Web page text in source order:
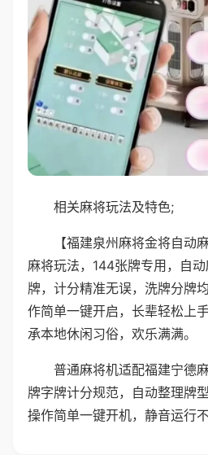
相关麻将玩法及特色;
【福建泉州麻将金将自动
麻将玩法，144张牌专用，自
牌，计分精准无误，洗牌分牌
作简单一键开启，长辈轻松上
承本地休闲习俗，欢乐满满。
普通麻将机适配福建宁德
牌字牌计分规范，自动整理牌
操作简单一键开机，静音运行不